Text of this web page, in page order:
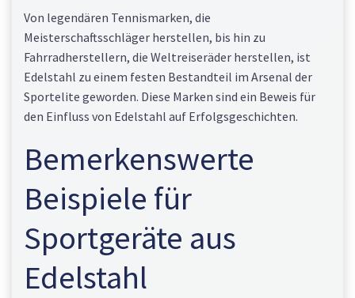
Von legendären Tennismarken, die
Meisterschaftsschläger herstellen, bis hin zu
Fahrradherstellern, die Weltreiseräder herstellen, ist
Edelstahl zu einem festen Bestandteil im Arsenal der
Sportelite geworden. Diese Marken sind ein Beweis für
den Einfluss von Edelstahl auf Erfolgsgeschichten.
Bemerkenswerte
Beispiele für
Sportgeräte aus
Edelstahl